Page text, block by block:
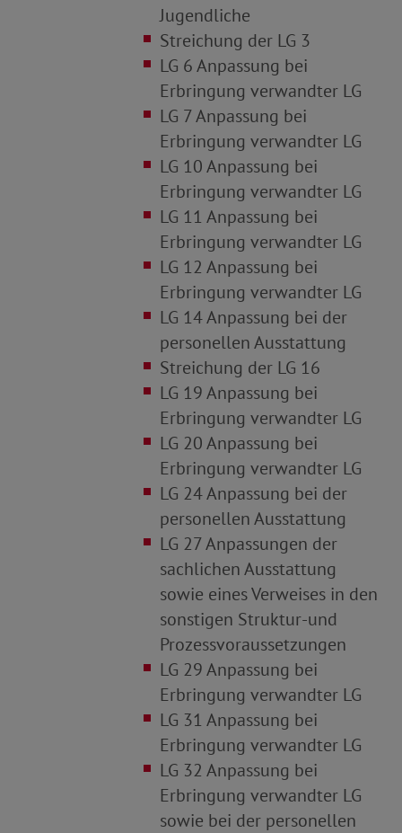
Jugendliche
Streichung der LG 3
LG 6 Anpassung bei
Erbringung verwandter LG
LG 7 Anpassung bei
Erbringung verwandter LG
LG 10 Anpassung bei
Erbringung verwandter LG
LG 11 Anpassung bei
Erbringung verwandter LG
LG 12 Anpassung bei
Erbringung verwandter LG
LG 14 Anpassung bei der
personellen Ausstattung
Streichung der LG 16
LG 19 Anpassung bei
Erbringung verwandter LG
LG 20 Anpassung bei
Erbringung verwandter LG
LG 24 Anpassung bei der
personellen Ausstattung
LG 27 Anpassungen der
sachlichen Ausstattung
sowie eines Verweises in den
sonstigen Struktur-und
Prozessvoraussetzungen
LG 29 Anpassung bei
Erbringung verwandter LG
LG 31 Anpassung bei
Erbringung verwandter LG
LG 32 Anpassung bei
Erbringung verwandter LG
sowie bei der personellen